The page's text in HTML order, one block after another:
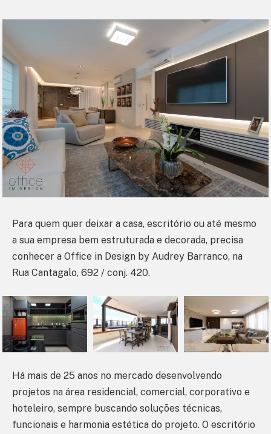
Para quem quer deixar a casa, escritório ou até mesmo
a sua empresa bem estruturada e decorada, precisa
conhecer a Office in Design by Audrey Barranco, na
Rua Cantagalo, 692 / conj. 420.
Há mais de 25 anos no mercado desenvolvendo
projetos na área residencial, comercial, corporativo e
hoteleiro, sempre buscando soluções técnicas,
funcionais e harmonia estética do projeto. O escritório